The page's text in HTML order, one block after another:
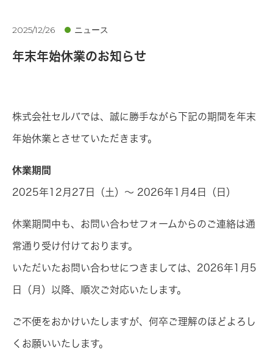
2025/12/26 ニュース
年末年始休業のお知らせ
株式会社セルバでは、誠に勝手ながら下記の期間を年末
年始休業とさせていただきます。
休業期間
2025年12月27日（土）〜 2026年1月4日（日）
休業期間中も、お問い合わせフォームからのご連絡は通
常通り受け付けております。
いただいたお問い合わせにつきましては、2026年1月5
日（月）以降、順次ご対応いたします。
ご不便をおかけいたしますが、何卒ご理解のほどよろし
くお願いいたします。